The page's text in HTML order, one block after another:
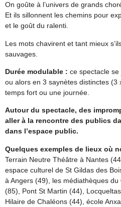
On goûte à l’univers de grands
Et ils sillonnent les chemins pour
et le goût du ralenti.
Les mots chavirent et tant mieux
sauvages.
Durée modulable : ce spectacle
ou alors en 3 saynètes distinctes (3
temps fort ou une journée.
Autour du spectacle, des
aller à la rencontre des publics
dans l’espace public.
Quelques exemples de lieux où
Terrain Neutre Théâtre à Nantes
espace culturel de St Gildas des
à Angers (49), les médiathèques
(85), Pont St Martin (44),
Hilaire de Chaléons (44), école